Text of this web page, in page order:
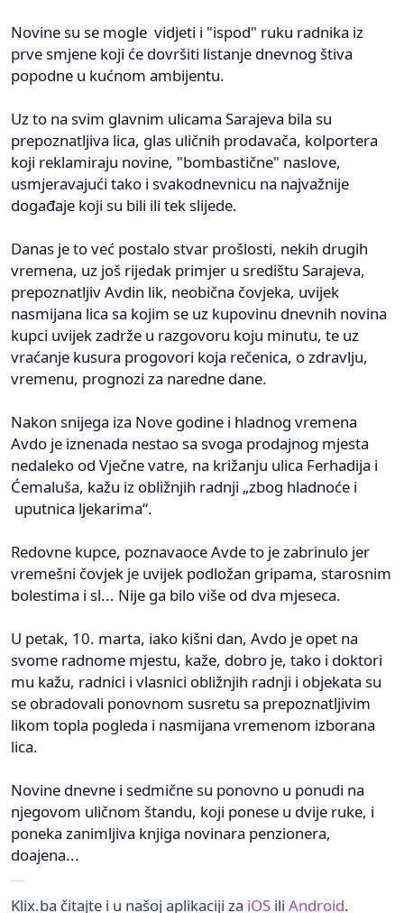
Novine su se mogle vidjeti i "ispod" ruku radnika iz
prve smjene koji će dovršiti listanje dnevnog štiva
popodne u kućnom ambijentu.
Uz to na svim glavnim ulicama Sarajeva bila su
prepoznatljiva lica, glas uličnih prodavača, kolportera
koji reklamiraju novine, "bombastične" naslove,
usmjeravajući tako i svakodnevnicu na najvažnije
događaje koji su bili ili tek slijede.
Danas je to već postalo stvar prošlosti, nekih drugih
vremena, uz još rijedak primjer u središtu Sarajeva,
prepoznatljiv Avdin lik, neobična čovjeka, uvijek
nasmijana lica sa kojim se uz kupovinu dnevnih novina
kupci uvijek zadrže u razgovoru koju minutu, te uz
vraćanje kusura progovori koja rečenica, o zdravlju,
vremenu, prognozi za naredne dane.
Nakon snijega iza Nove godine i hladnog vremena
Avdo je iznenada nestao sa svoga prodajnog mjesta
nedaleko od Vječne vatre, na križanju ulica Ferhadija i
Ćemaluša, kažu iz obližnjih radnji „zbog hladnoće i
uputnica ljekarima“.
Redovne kupce, poznavaoce Avde to je zabrinulo jer
vremešni čovjek je uvijek podložan gripama, starosnim
bolestima i sl... Nije ga bilo više od dva mjeseca.
U petak, 10. marta, iako kišni dan, Avdo je opet na
svome radnome mjestu, kaže, dobro je, tako i doktori
mu kažu, radnici i vlasnici obližnjih radnji i objekata su
se obradovali ponovnom susretu sa prepoznatljivim
likom topla pogleda i nasmijana vremenom izborana
lica.
Novine dnevne i sedmične su ponovno u ponudi na
njegovom uličnom štandu, koji ponese u dvije ruke, i
poneka zanimljiva knjiga novinara penzionera,
doajena...
Klix.ba čitajte i u našoj aplikaciji za iOS ili Android.